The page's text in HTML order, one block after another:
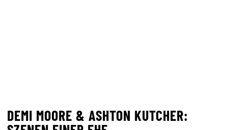
DEMI MOORE & ASHTON KUTCHER: